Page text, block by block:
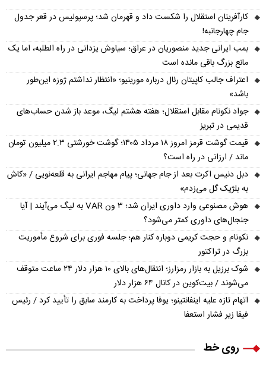
کارآفرینان استقلال را شکست داد و قهرمان شد؛ پرسپولیس در قعر جدول
جام چهارجانبه!
بمب ایرانی جدید منصوریان در عراق؛ سیاوش یزدانی در راه الطلبه، اما یک
مانع بزرگ باقی مانده است
اعتراف جالب کاپیتان رئال درباره مورینیو؛ «انتظار نداشتم ژوزه این‌طور
باشد»
جواد نکونام مقابل استقلال؛ هفته هشتم لیگ، موعد باز شدن حساب‌های
قدیمی در تبریز
قیمت گوشت قرمز امروز ۱۸ مرداد ۱۴۰۵؛ گوشت خورشتی ۲.۳ میلیون تومان
ماند / ارزانی در راه است؟
دبل دنیس اکرت بعد از جام جهانی؛ پیام مهاجم ایرانی به قلعه‌نویی / «کاش
به بلژیک گل می‌زدم»
هوش مصنوعی وارد داوری ایران شد؛ ۳ ون VAR به لیگ می‌آیند | آیا
جنجال‌های داوری کمتر می‌شود؟
نکونام و حجت کریمی دوباره کنار هم؛ جلسه فوری برای شروع مأموریت
بزرگ در تراکتور
شوک برزیل به بازار رمزارز؛ انتقال‌های بالای ۱۰ هزار دلار ۲۴ ساعت متوقف
می‌شوند / بیت‌کوین در کانال ۶۴ هزار دلار
اتهام تازه علیه اینفانتینو؛ یوفا پرداخت به کارمند سابق را تأیید کرد / رئیس
فیفا زیر فشار استعفا
روی خط